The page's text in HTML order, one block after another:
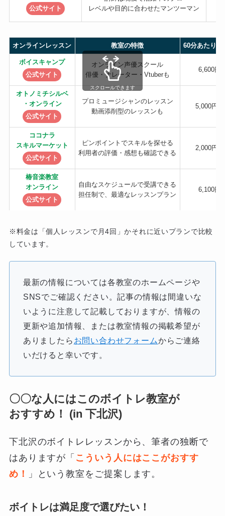
公式サイト
レベルや目的に合わせたマンツーマン
オンラインレッスン 教室の特徴 60分あたりの
ボイスキャンプ
公式サイト
オンライン声優スクール
俳優・ナレーター・Vtuberも
6,600円
オトノミチシルベ
・オンライン
公式サイト
プロミュージシャンのレッスン
動画添削型のレッスンも
5,000円〜
ココナラ
スキルマーケット
公式サイト
ピンポイントでスキルを探せる
利用者の評価・感想も確認できる
2,000円〜
椿音楽教室
オンライン
公式サイト
自由なスケジュールで受講できる
担任制で、最適なレッスンプラン
6,100円
スクロールできます
※料金は「個人レッスンで月4回」かそれに近いプランで比較
しています。
最新の情報については各教室のホームページや
SNSでご確認ください。記事の情報は間違いな
いように注意して記載しておりますが、情報の
更新や追加情報、または教室情報の掲載希望が
ありましたら お問い合わせフォームからご連絡
いだけると幸いです。
〇〇な人にはこのボイトレ教室が
おすすめ！ (in 下北沢)
下北沢のボイトレレッスンから、筆者の独断で
はありますが「 こういう人にはここがおすす
め！
」という教室をご提案します。
ボイトレは満足度で選びたい！